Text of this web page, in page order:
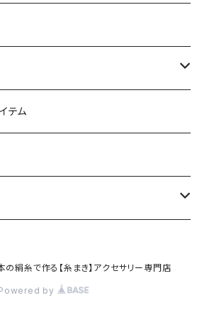
テム
絹糸で作る【糸まき】アクセサリー専門店
by